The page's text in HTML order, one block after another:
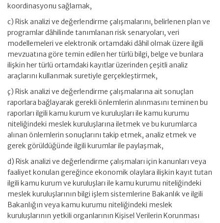
koordinasyonu sağlamak,
c) Risk analizi ve değerlendirme çalışmalarını, belirlenen plan ve
programlar dâhilinde tanımlanan risk senaryoları, veri
modellemeleri ve elektronik ortamdaki dâhil olmak üzere ilgili
mevzuatına göre temin edilen her türlü bilgi, belge ve bunlara
ilişkin her türlü ortamdaki kayıtlar üzerinden çeşitli analiz
araçlarını kullanmak suretiyle gerçekleştirmek,
ç) Risk analizi ve değerlendirme çalışmalarına ait sonuçlan
raporlara bağlayarak gerekli önlemlerin alınmasını teminen bu
raporları ilgili kamu kurum ve kuruluşları ile kamu kurumu
niteliğindeki meslek kuruluşlarına iletmek ve bu kurumlarca
alınan önlemlerin sonuçlarını takip etmek, analiz etmek ve
gerek görüldüğünde ilgili kurumlar ile paylaşmak,
d) Risk analizi ve değerlendirme çalışmaları için kanunları veya
faaliyet konulan gereğince ekonomik olaylara ilişkin kayıt tutan
ilgili kamu kurum ve kuruluşları ile kamu kurumu niteliğindeki
meslek kuruluşlarının bilgi işlem sistemlerine Bakanlık ve ilgili
Bakanlığın veya kamu kurumu niteliğindeki meslek
kuruluşlarının yetkili organlarının Kişisel Verilerin Korunması